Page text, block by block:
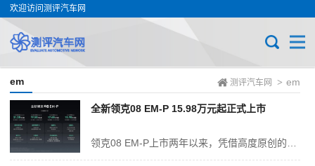
欢迎访问测评汽车网
测评汽车网 > em
em
全新领克08 EM-P 15.98万元起正式上市